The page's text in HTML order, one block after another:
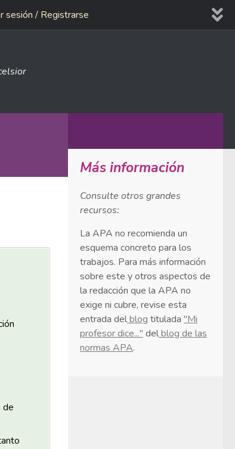
sesión / Registrarse
de
Más información
Consulte otros grandes
recursos:
La APA no recomienda un
esquema concreto para los
trabajos. Para más información
sobre este y otros aspectos de
la redacción que la APA no
exige ni cubre, revise esta
entrada delblog titulada "Mi
profesor dice..." delblog de las
normas APA.